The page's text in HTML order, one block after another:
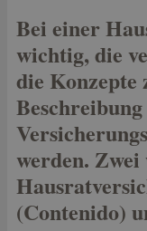
Bei einer
wichtig, die
die Konzepte
Beschreibung
werden.
(Contenido)